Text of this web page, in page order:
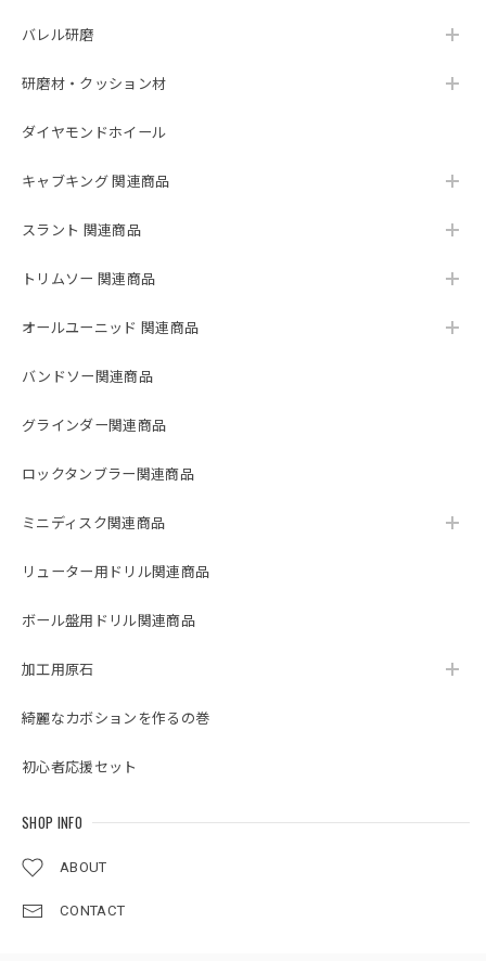
バレル研磨
研磨材・クッション材
ダイヤモンドホイール
キャブキング 関連商品
スラント 関連商品
トリムソー 関連商品
オールユーニッド 関連商品
バンドソー関連商品
グラインダー関連商品
ロックタンブラー関連商品
ミニディスク関連商品
リューター用ドリル関連商品
ボール盤用ドリル関連商品
加工用原石
綺麗なカボションを作るの巻
初心者応援セット
SHOP INFO
ABOUT
CONTACT